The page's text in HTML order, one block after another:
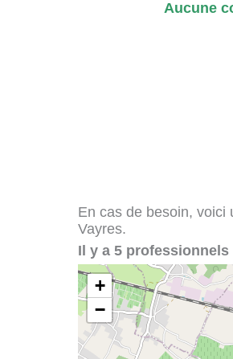
Aucune
En cas de besoin, voici
Vayres.
Il y a 5
+
−